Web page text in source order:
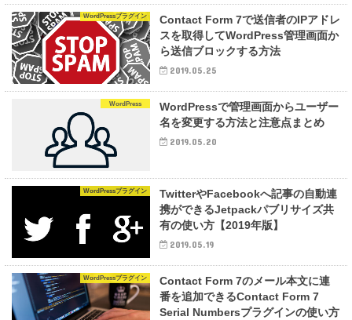
WordPressプラグイン
Contact Form 7で送信者のIPアドレ
スを取得してWordPress管理画面か
ら送信ブロックする方法
2019.05.25
WordPress
WordPressで管理画面からユーザー
名を変更する方法と注意点まとめ
2019.05.20
WordPressプラグイン
TwitterやFacebookへ記事の自動連
携ができるJetpackパブリサイズ共
有の使い方【2019年版】
2019.05.19
WordPressプラグイン
Contact Form 7のメール本文に連
番を追加できるContact Form 7
Serial Numbersプラグインの使い方